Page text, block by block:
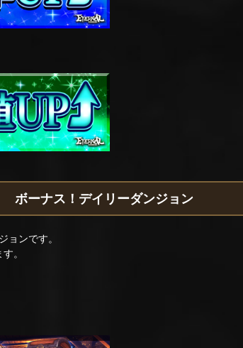
ボーナス！デイリーダンジョン
ョンです。
。